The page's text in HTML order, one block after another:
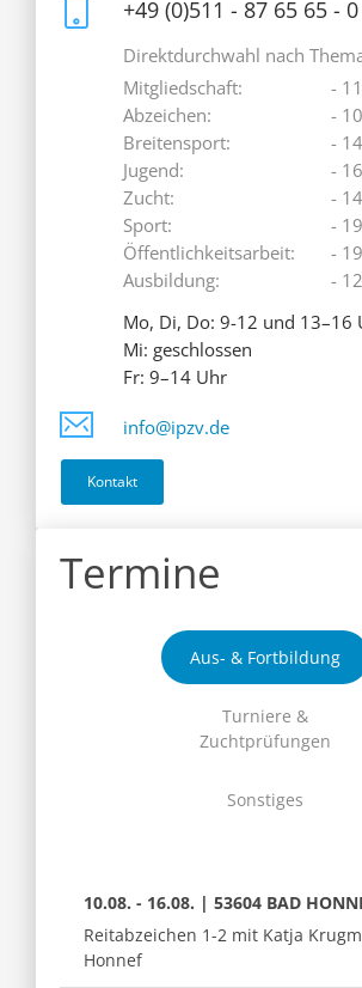
+49 (0)511 - 87 65 65 - 0
Direktdurchwahl nach
Mitgliedschaft:
Abzeichen:
Breitensport:
Jugend:
Zucht:
Sport:
Öffentlichkeitsarbeit:
Ausbildung:
- 11
- 10
- 14
- 16
- 14
- 19
- 19
- 12
Mo, Di, Do: 9-12 und 13–16
Mi: geschlossen
Fr: 9–14 Uhr
info@ipzv.de
Kontakt
Termine
Aus- & Fortbildung
Turniere &
Zuchtprüfungen
Sonstiges
10.08. - 16.08. | 53604 BAD
Reitabzeichen 1-2 mit Katja
Honnef